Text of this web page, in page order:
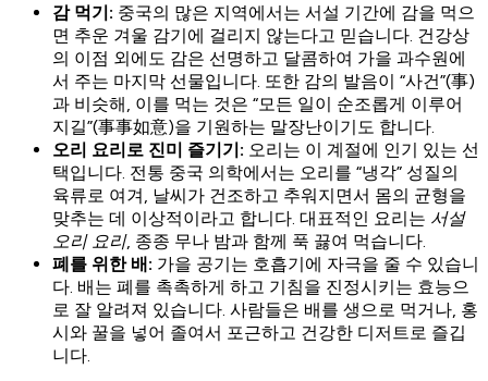
감 먹기: 중국의 많은 지역에서는 서설 기간에 감을 먹으
면 추운 겨울 감기에 걸리지 않는다고 믿습니다. 건강상
의 이점 외에도 감은 선명하고 달콤하여 가을 과수원에
서 주는 마지막 선물입니다. 또한 감의 발음이 “사건”(事)
과 비슷해, 이를 먹는 것은 “모든 일이 순조롭게 이루어
지길”(事事如意)을 기원하는 말장난이기도 합니다.
오리 요리로 진미 즐기기: 오리는 이 계절에 인기 있는 선
택입니다. 전통 중국 의학에서는 오리를 “냉각” 성질의
육류로 여겨, 날씨가 건조하고 추워지면서 몸의 균형을
맞추는 데 이상적이라고 합니다. 대표적인 요리는 서설
오리 요리, 종종 무나 밤과 함께 푹 끓여 먹습니다.
폐를 위한 배: 가을 공기는 호흡기에 자극을 줄 수 있습니
다. 배는 폐를 촉촉하게 하고 기침을 진정시키는 효능으
로 잘 알려져 있습니다. 사람들은 배를 생으로 먹거나, 홍
시와 꿀을 넣어 졸여서 포근하고 건강한 디저트로 즐깁
니다.